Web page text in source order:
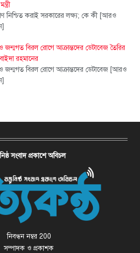
নিশ্চিত করাই সরকারের লক্ষ্য; কে কী [আরও
জন্মগত বিরল রোগে আক্রান্তদের ডেটাবেজ তৈরির
রহমানের
জন্মগত বিরল রোগে আক্রান্তদের ডেটাবেজ [আরও
সংবাদ প্রকাশে অবিচল
নিবন্ধন নম্বর 200
সম্পাদক ও প্রকাশক